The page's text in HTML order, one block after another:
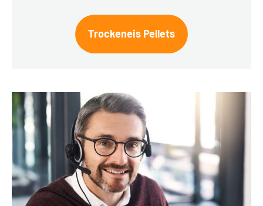
Trockeneis Pellets